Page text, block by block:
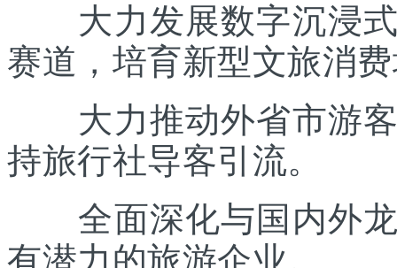
大力发展数字沉浸式
赛道，培育新型文旅消
大力推动外省市游客
持旅行社导客引流。
全面深化与国内外龙
有潜力的旅游企业。